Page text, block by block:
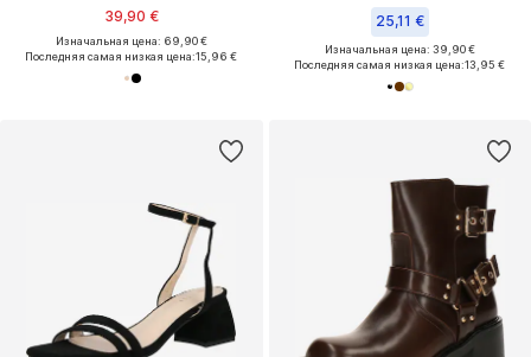
39,90 €
Изначальная цена: 69,90 €
Последняя самая низкая цена:15,96 €
25,11 €
Изначальная цена: 39,90 €
Последняя самая низкая цена:13,95 €